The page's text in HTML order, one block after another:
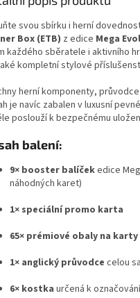
svou sbírku i herní
Box (ETB) z edice Mega
každého sběratele i aktivního
kompletní stylové
herní komponenty,
je navíc zabalen v luxusní
poslouží k bezpečnému
balení:
9× booster balíčekedice
náhodných karet)
1× speciální promo karta
65× prémiové obaly na karty
1× anglický průvodce celou
6× kostka určená k